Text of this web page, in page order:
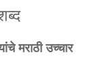
मराठी उच्चार